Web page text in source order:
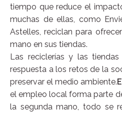
tiempo que reduce el
muchas de ellas, como
Astelles, reciclan para
mano en sus tiendas.
Las reciclerías y las
respuesta a los retos de la
preservar el medio ambiente.
el empleo local forma parte
la segunda mano, todo se